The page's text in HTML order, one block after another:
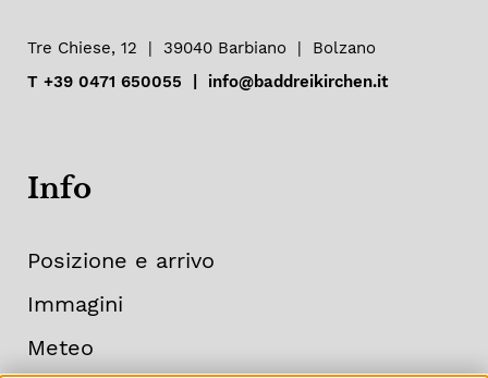
Tre Chiese, 12 | 39040 Barbiano |
Bolzano
T +39 0471 650055 info@baddreikirchen.it
Info
Posizione e arrivo
Immagini
Meteo